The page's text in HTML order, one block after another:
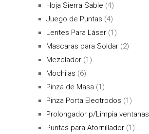
Hoja Sierra Sable (4)
Juego de Puntas (4)
Lentes Para Láser (1)
Mascaras para Soldar (2)
Mezclador (1)
Mochilas (6)
Pinza de Masa (1)
Pinza Porta Electrodos (1)
Prolongador p/Limpia ventanas
Puntas para Atornillador (1)